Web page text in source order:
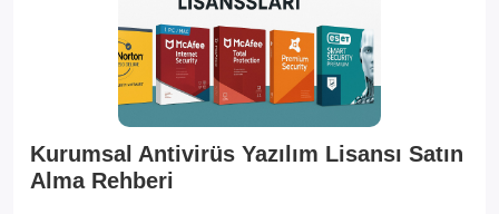
Kurumsal Antivirüs Yazılım Lisansı Satın
Alma Rehberi